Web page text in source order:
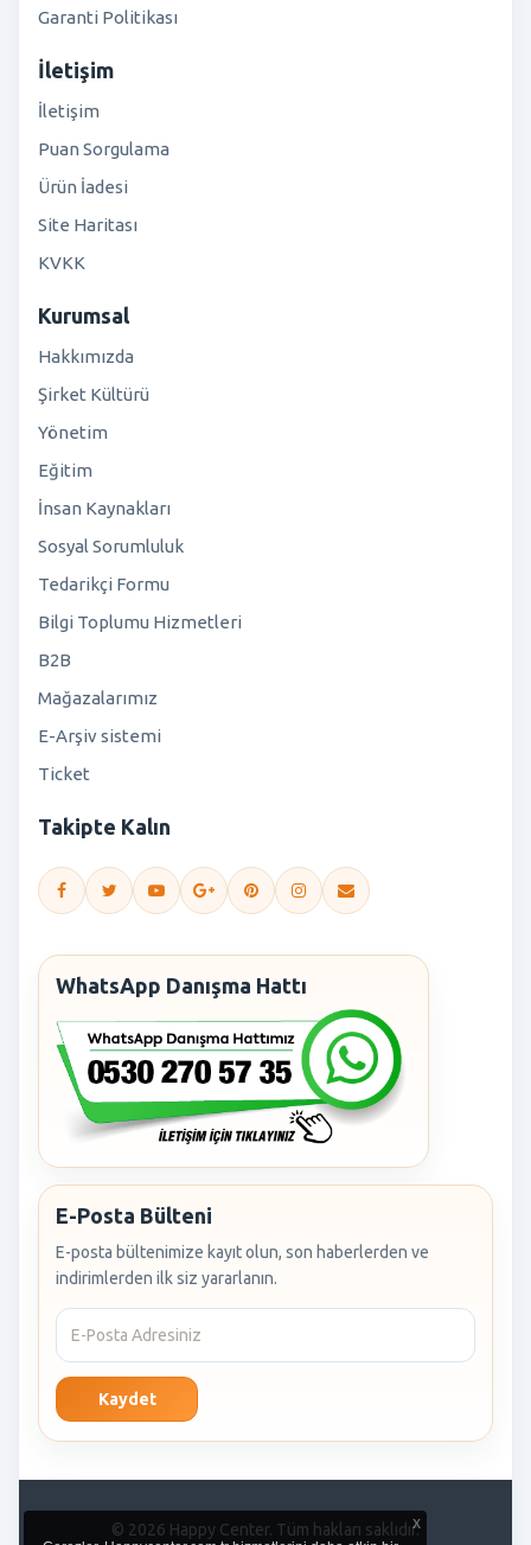
Garanti Politikası
İletişim
İletişim
Puan Sorgulama
Ürün İadesi
Site Haritası
KVKK
Kurumsal
Hakkımızda
Şirket Kültürü
Yönetim
Eğitim
İnsan Kaynakları
Sosyal Sorumluluk
Tedarikçi Formu
Bilgi Toplumu Hizmetleri
B2B
Mağazalarımız
E-Arşiv sistemi
Ticket
Takipte Kalın
WhatsApp Danışma Hattı
E-Posta Bülteni
E-posta bültenimize kayıt olun, son haberlerden ve
indirimlerden ilk siz yararlanın.
Kaydet
© 2026 Happy Center. Tüm hakları saklıdır.
x